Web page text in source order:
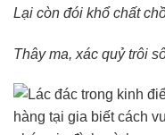
Lại còn đói khổ chất
Thây ma, xác quỷ trôi